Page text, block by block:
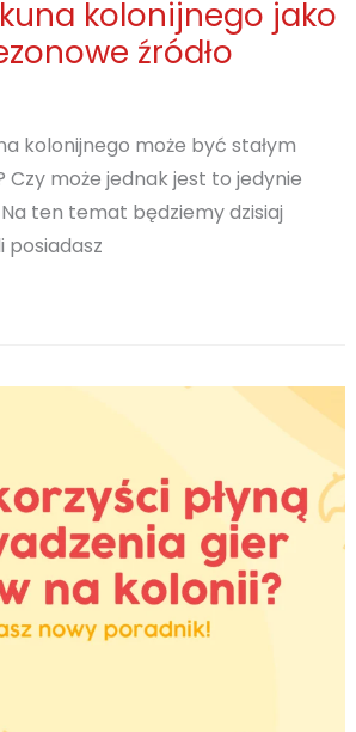
kolonijnego jako
źródło
kolonijnego może być stałym
Czy może jednak jest to jedynie
ten temat będziemy dzisiaj
posiadasz